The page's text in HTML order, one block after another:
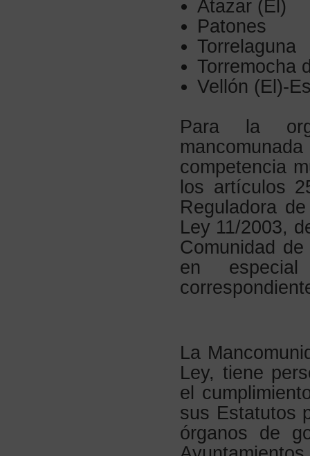
Atazar (El)
Patones
Torrelaguna
Torremocha
Vellón (El)-
Para la
competencia
los artículos
Reguladora
Ley 11/2003,
Comunidad
en
La
Ley, tiene
el
sus Estatutos
órganos de